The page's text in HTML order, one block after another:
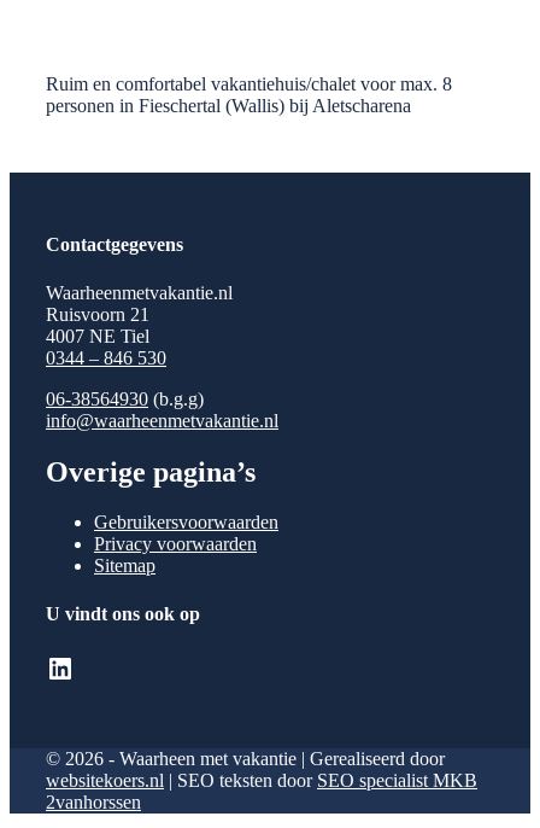
Ruim en comfortabel vakantiehuis/chalet voor max. 8
personen in Fieschertal (Wallis) bij Aletscharena
Contactgegevens
Waarheenmetvakantie.nl
Ruisvoorn 21
4007 NE Tiel
0344 – 846 530
06-38564930 (b.g.g)
info@waarheenmetvakantie.nl
Overige pagina’s
Gebruikersvoorwaarden
Privacy voorwaarden
Sitemap
U vindt ons ook op
LinkedIn
© 2026 - Waarheen met vakantie | Gerealiseerd door
websitekoers.nl | SEO teksten door SEO specialist MKB
2vanhorssen